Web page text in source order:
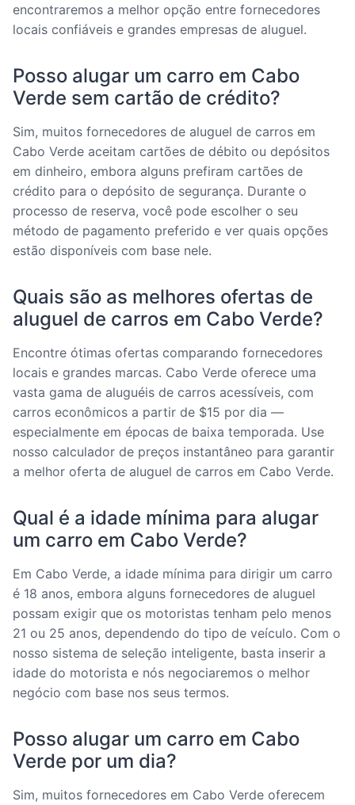
encontraremos a melhor opção entre fornecedores
locais confiáveis e grandes empresas de aluguel.
Posso alugar um carro em Cabo
Verde sem cartão de crédito?
Sim, muitos fornecedores de aluguel de carros em
Cabo Verde aceitam cartões de débito ou depósitos
em dinheiro, embora alguns prefiram cartões de
crédito para o depósito de segurança. Durante o
processo de reserva, você pode escolher o seu
método de pagamento preferido e ver quais opções
estão disponíveis com base nele.
Quais são as melhores ofertas de
aluguel de carros em Cabo Verde?
Encontre ótimas ofertas comparando fornecedores
locais e grandes marcas. Cabo Verde oferece uma
vasta gama de aluguéis de carros acessíveis, com
carros econômicos a partir de $15 por dia —
especialmente em épocas de baixa temporada. Use
nosso calculador de preços instantâneo para garantir
a melhor oferta de aluguel de carros em Cabo Verde.
Qual é a idade mínima para alugar
um carro em Cabo Verde?
Em Cabo Verde, a idade mínima para dirigir um carro
é 18 anos, embora alguns fornecedores de aluguel
possam exigir que os motoristas tenham pelo menos
21 ou 25 anos, dependendo do tipo de veículo. Com o
nosso sistema de seleção inteligente, basta inserir a
idade do motorista e nós negociaremos o melhor
negócio com base nos seus termos.
Posso alugar um carro em Cabo
Verde por um dia?
Sim, muitos fornecedores em Cabo Verde oferecem